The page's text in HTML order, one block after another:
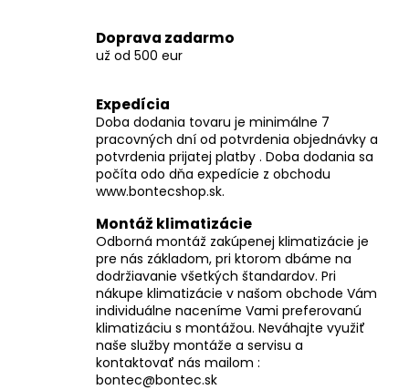
v
ý
u
Doprava zadarmo
už od 500 eur
Expedícia
Doba dodania tovaru je minimálne 7
pracovných dní od potvrdenia objednávky a
potvrdenia prijatej platby . Doba dodania sa
počíta odo dňa expedície z obchodu
www.bontecshop.sk.
Montáž klimatizácie
Odborná montáž zakúpenej klimatizácie je
pre nás základom, pri ktorom dbáme na
dodržiavanie všetkých štandardov. Pri
nákupe klimatizácie v našom obchode Vám
individuálne naceníme Vami preferovanú
klimatizáciu s montážou. Neváhajte využiť
naše služby montáže a servisu a
kontaktovať nás mailom :
bontec@bontec.sk